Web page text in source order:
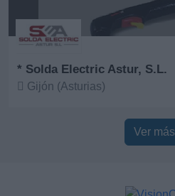
* Solda Electric Astur, S.L.
Gijón (Asturias)
Ver más